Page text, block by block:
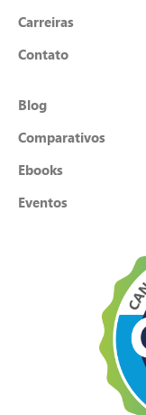
Carreiras
Contato
Blog
Comparativos
Ebooks
Eventos